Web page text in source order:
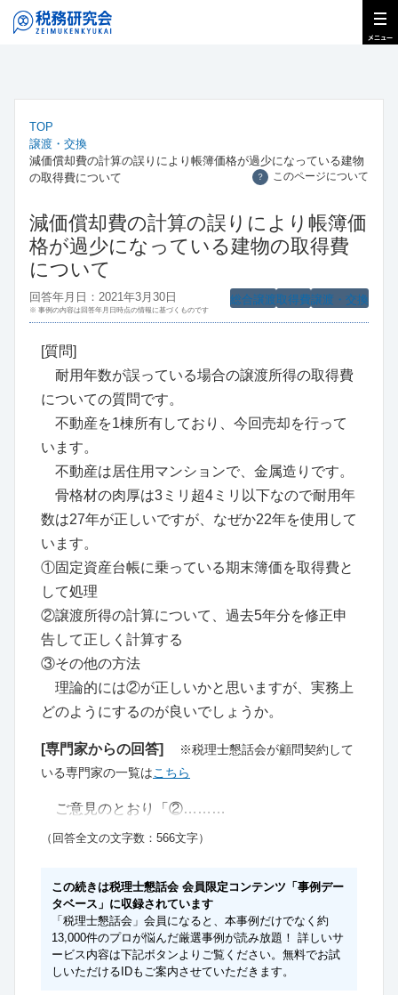
TOP
譲渡・交換
減価償却費の計算の誤りにより帳簿価格が過少になっている建物
の取得費について
？ このページについて
減価償却費の計算の誤りにより帳簿価
格が過少になっている建物の取得費
について
譲渡・交換
取得費
総合譲渡
回答年月日：2021年3月30日
※ 事例の内容は回答年月日時点の情報に基づくものです
[質問]
耐用年数が誤っている場合の譲渡所得の取得費
についての質問です。
不動産を1棟所有しており、今回売却を行って
います。
不動産は居住用マンションで、金属造りです。
骨格材の肉厚は3ミリ超4ミリ以下なので耐用年
数は27年が正しいですが、なぜか22年を使用して
います。
①固定資産台帳に乗っている期末簿価を取得費と
して処理
②譲渡所得の計算について、過去5年分を修正申
告して正しく計算する
③その他の方法
理論的には②が正しいかと思いますが、実務上
どのようにするのが良いでしょうか。
[専門家からの回答]
※税理士懇話会が顧問契約して
いる専門家の一覧はこちら
ご意見のとおり「②………
（回答全文の文字数：566文字）
この続きは税理士懇話会 会員限定コンテンツ「事例デー
タベース」に収録されています
「税理士懇話会」会員になると、本事例だけでなく約
13,000件のプロが悩んだ厳選事例が読み放題！ 詳しいサ
ービス内容は下記ボタンよりご覧ください。無料でお試
しいただけるIDもご案内させていただきます。